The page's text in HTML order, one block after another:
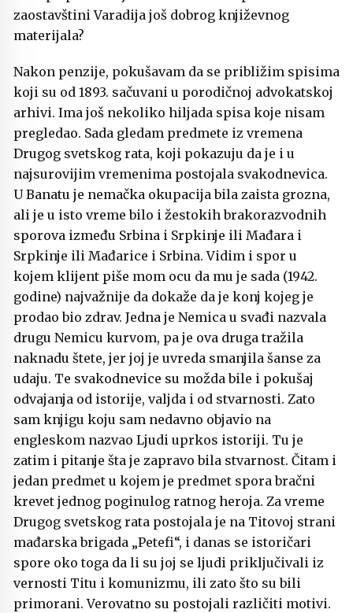
zaostavštini Varadija još dobrog književnog
materijala?
Nakon penzije, pokušavam da se približim spisima
koji su od 1893. sačuvani u porodičnoj advokatskoj
arhivi. Ima još nekoliko hiljada spisa koje nisam
pregledao. Sada gledam predmete iz vremena
Drugog svetskog rata, koji pokazuju da je i u
najsurovijim vremenima postojala svakodnevica.
U Banatu je nemačka okupacija bila zaista grozna,
ali je u isto vreme bilo i žestokih brakorazvodnih
sporova između Srbina i Srpkinje ili Mađara i
Srpkinje ili Mađarice i Srbina. Vidim i spor u
kojem klijent piše mom ocu da mu je sada (1942.
godine) najvažnije da dokaže da je konj kojeg je
prodao bio zdrav. Jedna je Nemica u svađi nazvala
drugu Nemicu kurvom, pa je ova druga tražila
naknadu štete, jer joj je uvreda smanjila šanse za
udaju. Te svakodnevice su možda bile i pokušaj
odvajanja od istorije, valjda i od stvarnosti. Zato
sam knjigu koju sam nedavno objavio na
engleskom nazvao Ljudi uprkos istoriji. Tu je
zatim i pitanje šta je zapravo bila stvarnost. Čitam i
jedan predmet u kojem je predmet spora bračni
krevet jednog poginulog ratnog heroja. Za vreme
Drugog svetskog rata postojala je na Titovoj strani
mađarska brigada „Petefi“, i danas se istoričari
spore oko toga da li su joj se ljudi priključivali iz
vernosti Titu i komunizmu, ili zato što su bili
primorani. Verovatno su postojali različiti motivi.